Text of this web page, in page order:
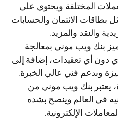
المختلفة ويحتوي على
بطاقات الائتمان والحسابات
والنقد والمزيد.
بنك ويب موني بمعالجة
دون أي تعقيدات، إضافة إلى
وبدعم فني عالي الخبرة.
يعتبر بنك ويب موني من
في العالم وينصح بشدة
الإلكترونية.